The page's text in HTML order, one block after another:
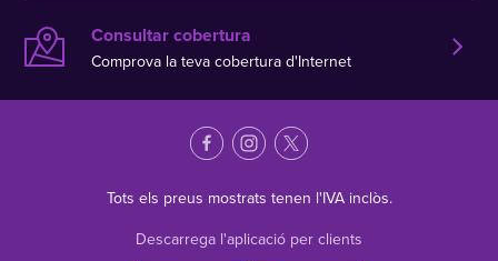
Consultar cobertura
Comprova la teva cobertura d'Internet
Tots els preus mostrats tenen l'IVA inclòs.
Descarrega l'aplicació per clients